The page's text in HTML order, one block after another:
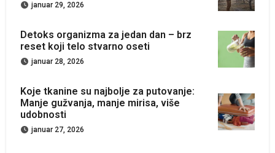
januar 29, 2026
Detoks organizma za jedan dan – brz
reset koji telo stvarno oseti
januar 28, 2026
Koje tkanine su najbolje za putovanje:
Manje gužvanja, manje mirisa, više
udobnosti
januar 27, 2026